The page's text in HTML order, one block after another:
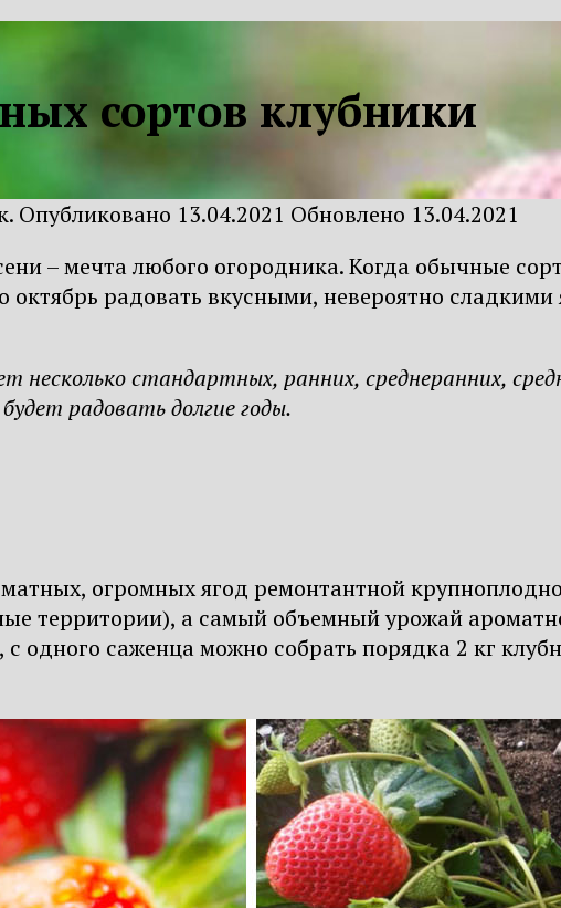
сортов клубники
Опубликовано 13.04.2021 Обновлено 13.04.2021
– мечта любого огородника. Когда обычные
радовать вкусными, невероятно
стандартных, ранних, среднеранних,
радовать долгие годы.
огромных ягод ремонтантной
территории), а самый объемный урожай
одного саженца можно собрать порядка 2 кг